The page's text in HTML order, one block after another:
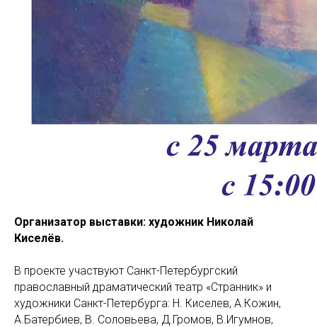
Организатор выставки: художник Николай
Киселёв.
В проекте участвуют Санкт-Петербургский
православный драматический театр «Странник» и
художники Санкт-Петербурга: Н. Киселев, А.Кожин,
А.Батербиев, В. Соловьева, Д.Громов, В.Игумнов,